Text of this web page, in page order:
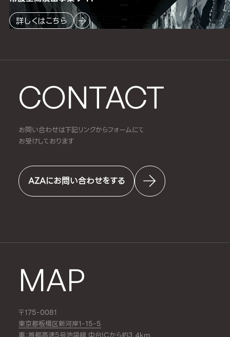
CONTACT
お問い合わせは下記リンクからフォームにて
お受けしております
AZAにお問い合わせをする
MAP
〒175-0081
東京都板橋区新河岸1-15-5
詳しくはこちら